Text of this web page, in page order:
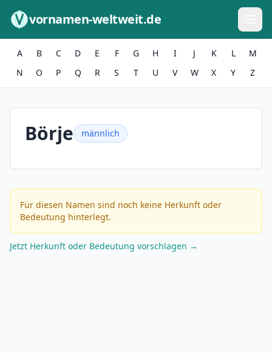
vornamen-weltweit.de
A B C D E F G H I J K L
M
N
O P Q R S T U V W X Y Z
Börje männlich
Für diesen Namen sind noch keine Herkunft oder
Bedeutung hinterlegt.
Jetzt Herkunft oder Bedeutung vorschlagen →